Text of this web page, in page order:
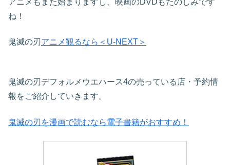
ね！
鬼滅の刃 アニメ観るなら＜U-NEXT＞
鬼滅の刃デフォルメウエハース4の売っている店・予約情
報をご紹介していきます。
鬼滅の刃を漫画で読むなら電子書籍がおすすめ！